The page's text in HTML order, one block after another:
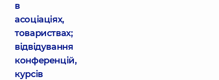
в
асоціаціях,
товариствах;
відвідування
конференцій,
курсів